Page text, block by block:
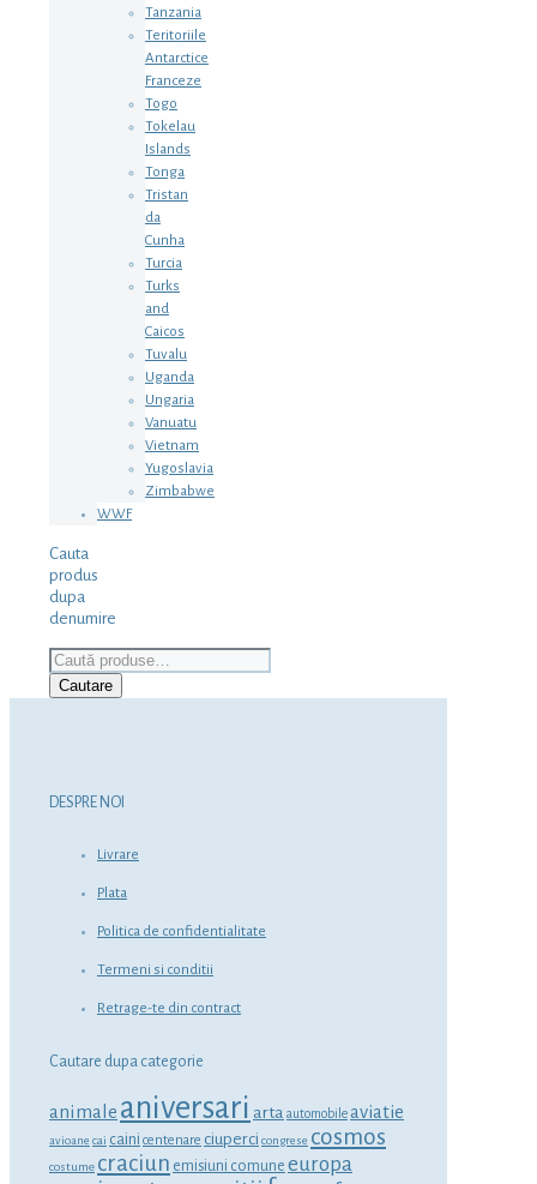
Tanzania
Teritoriile
Antarctice
Franceze
Togo
Tokelau
Islands
Tonga
Tristan
da
Cunha
Turcia
Turks
and
Caicos
Tuvalu
Uganda
Ungaria
Vanuatu
Vietnam
Yugoslavia
Zimbabwe
WWF
Cauta
produs
dupa
denumire
Caută
după:
Cautare
DESPRE NOI
Livrare
Plata
Politica de confidentialitate
Termeni si conditii
Retrage-te din contract
Cautare dupa categorie
animale aniversari arta automobile aviatie
avioane cai caini centenare ciuperci congrese cosmos
costume craciun emisiuni comune europa